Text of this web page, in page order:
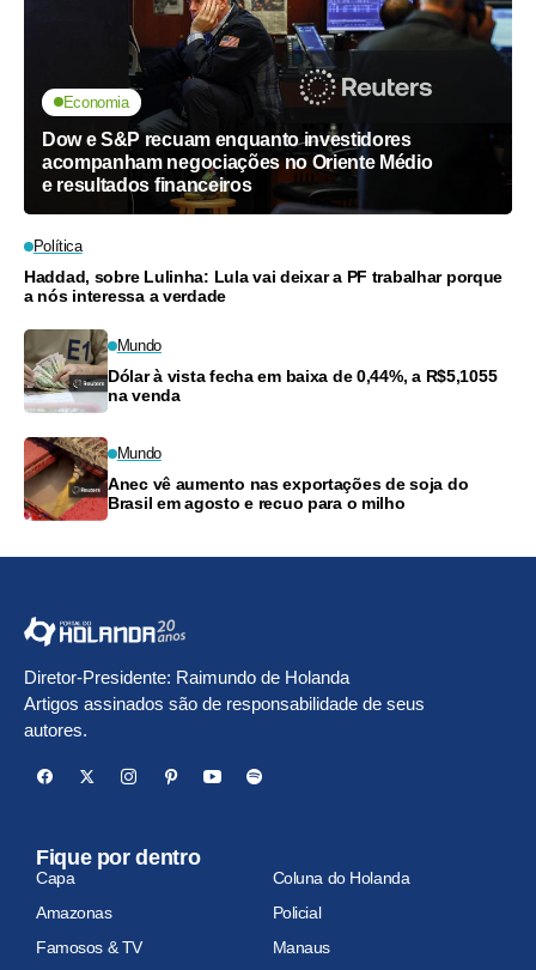
Economia
Dow e S&P recuam enquanto investidores
acompanham negociações no Oriente Médio
e resultados financeiros
Política
Haddad, sobre Lulinha: Lula vai deixar a PF trabalhar porque
a nós interessa a verdade
Mundo
Dólar à vista fecha em baixa de 0,44%, a R$5,1055
na venda
Mundo
Anec vê aumento nas exportações de soja do
Brasil em agosto e recuo para o milho
Diretor-Presidente: Raimundo de Holanda
Artigos assinados são de responsabilidade de seus
autores.
Fique por dentro
Capa
Coluna do Holanda
Amazonas
Policial
Famosos & TV
Manaus